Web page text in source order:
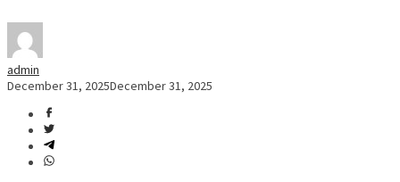
admin
December 31, 2025December 31, 2025